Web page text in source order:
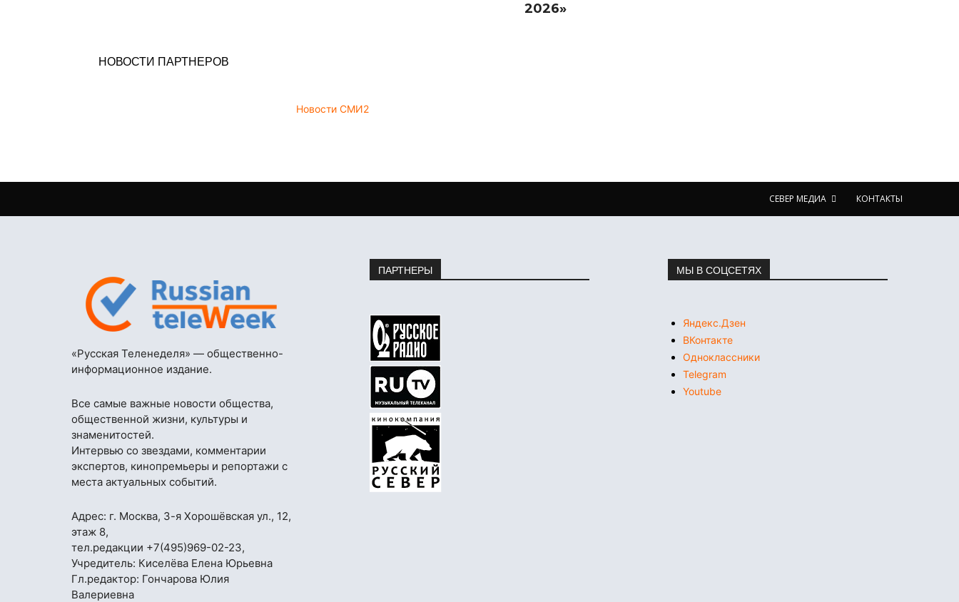
2026»
НОВОСТИ ПАРТНЕРОВ
Новости СМИ2
СЕВЕР МЕДИА КОНТАКТЫ
«Русская Теленеделя» — общественно-
информационное издание.
Все самые важные новости общества,
общественной жизни, культуры и
знаменитостей.
Интервью со звездами, комментарии
экспертов, кинопремьеры и репортажи с
места актуальных событий.
Адрес: г. Москва, 3-я Хорошёвская ул., 12,
этаж 8,
тел.редакции +7(495)969-02-23,
Учредитель: Киселёва Елена Юрьевна
Гл.редактор: Гончарова Юлия
Валериевна
ПАРТНЕРЫ МЫ В СОЦСЕТЯХ
Яндекс.Дзен
ВКонтакте
Одноклассники
Telegram
Youtube